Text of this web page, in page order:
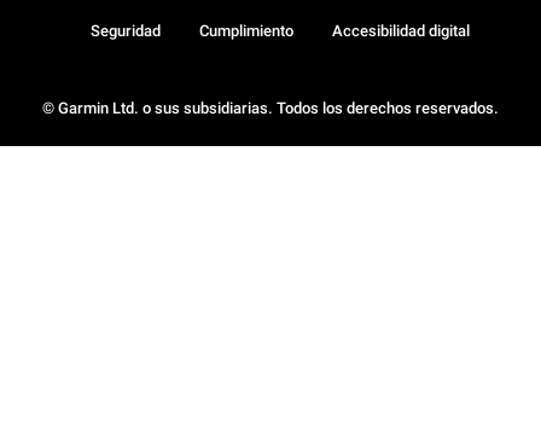
© Garmin Ltd. o sus subsidiarias. Todos los derechos reservados.
Seguridad Cumplimiento Accesibilidad digital